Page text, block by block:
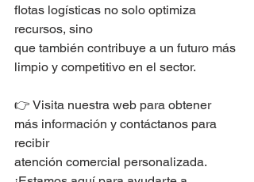
flotas logísticas no solo optimiza
recursos, sino
que también contribuye a un futuro más
limpio y competitivo en el sector.
👉 Visita nuestra web para obtener
más información y contáctanos para
recibir
atención comercial personalizada.